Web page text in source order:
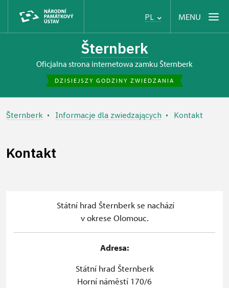
PL MENU
Šternberk
Oficjalna strona internetowa zamku Šternberk
DZISIEJSZY GODZINY ZWIEDZANIA
Šternberk Informacje dla zwiedzających Kontakt
Kontakt
Státní hrad Šternberk se nachází
v okrese Olomouc.
Adresa:
Státní hrad Šternberk
Horní náměstí 170/6